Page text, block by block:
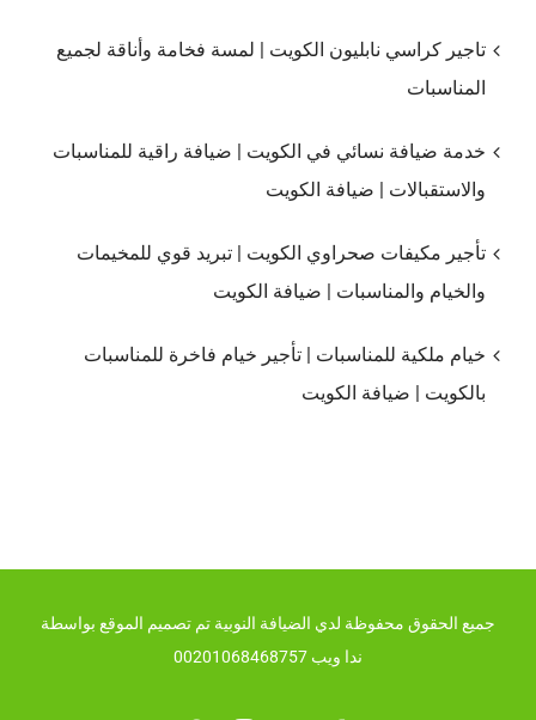
تاجير كراسي نابليون الكويت | لمسة فخامة وأناقة لجميع
المناسبات
خدمة ضيافة نسائي في الكويت | ضيافة راقية للمناسبات
والاستقبالات | ضيافة الكويت
تأجير مكيفات صحراوي الكويت | تبريد قوي للمخيمات
والخيام والمناسبات | ضيافة الكويت
خيام ملكية للمناسبات | تأجير خيام فاخرة للمناسبات
بالكويت | ضيافة الكويت
جميع الحقوق محفوظة لدي الضيافة النوبية تم تصميم الموقع بواسطة
ندا ويب 00201068468757